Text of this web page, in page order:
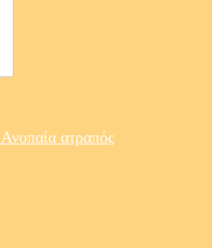
Ανοπαία ατραπός